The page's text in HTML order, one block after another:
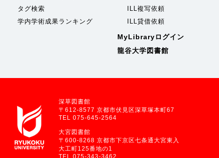
タグ検索
学内学術成果ランキング
ILL複写依頼
ILL貸借依頼
MyLibraryログイン
龍谷大学図書館
深草図書館
〒612-8577 京都市伏見区深草塚本町67
TEL 075-645-2564
大宮図書館
〒600-8268 京都市下京区七条通大宮東入
大工町125番地の1
TEL 075-343-3462